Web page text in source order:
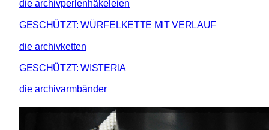
die archivperlenhäkeleien
GESCHÜTZT: WÜRFELKETTE MIT VERLAUF
die archivketten
GESCHÜTZT: WISTERIA
die archivarmbänder